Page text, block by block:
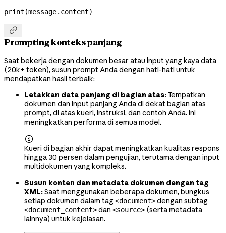
print (message.content)

Prompting konteks panjang
Saat bekerja dengan dokumen besar atau input yang kaya data
(20k+ token), susun prompt Anda dengan hati-hati untuk
mendapatkan hasil terbaik:
Letakkan data panjang di bagian atas:Tempatkan
dokumen dan input panjang Anda di dekat bagian atas
prompt, di atas kueri, instruksi, dan contoh Anda. Ini
meningkatkan performa di semua model.

Kueri di bagian akhir dapat meningkatkan kualitas respons
hingga 30 persen dalam pengujian, terutama dengan input
multidokumen yang kompleks.
Susun konten dan metadata dokumen dengan tag
XML:Saat menggunakan beberapa dokumen, bungkus
setiap dokumen dalam tag <document>dengan subtag
<document_content>dan <source> (serta metadata
lainnya) untuk kejelasan.